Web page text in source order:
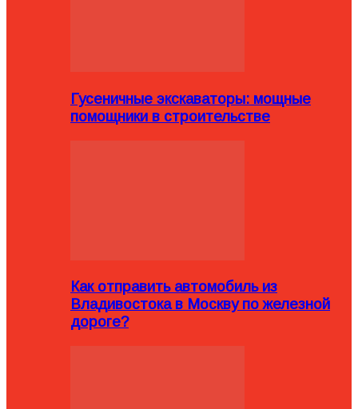
Гусеничные экскаваторы: мощные
помощники в строительстве
Как отправить автомобиль из
Владивостока в Москву по железной
дороге?